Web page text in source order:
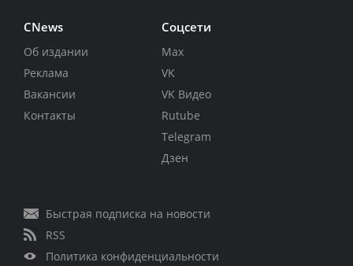
CNews
Об издании
Реклама
Вакансии
Контакты
Соцсети
Max
VK
VK Видео
Rutube
Telegram
Дзен
Быстрая подписка на новости
RSS
Политика конфиденциальности